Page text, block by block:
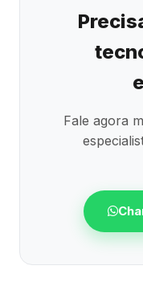
Fale agora